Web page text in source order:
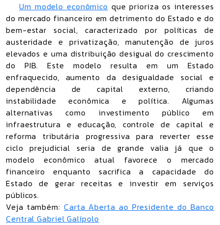
Um modelo econômico que prioriza os interesses
do mercado financeiro em detrimento do Estado e do
bem-estar social, caracterizado por políticas de
austeridade e privatização, manutenção de juros
elevados e uma distribuição desigual do crescimento
do PIB. Este modelo resulta em um Estado
enfraquecido, aumento da desigualdade social e
dependência de capital externo, criando
instabilidade econômica e política. Algumas
alternativas como investimento público em
infraestrutura e educação, controle de capital e
reforma tributária progressiva para reverter esse
ciclo prejudicial seria de grande valia já que o
modelo econômico atual favorece o mercado
financeiro enquanto sacrifica a capacidade do
Estado de gerar receitas e investir em serviços
públicos.
Veja também: Carta Aberta ao Presidente do Banco
Central Gabriel Galípolo